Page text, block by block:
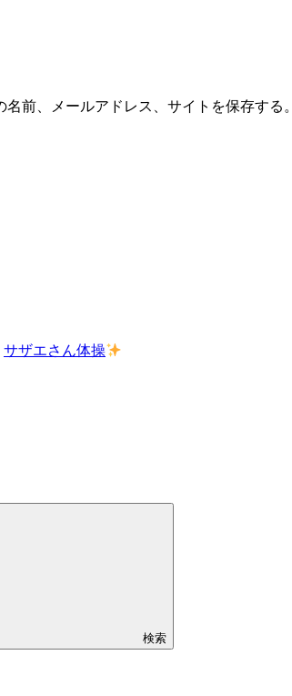
前、メールアドレス、サイトを保存する。
サザエさん体操
検索